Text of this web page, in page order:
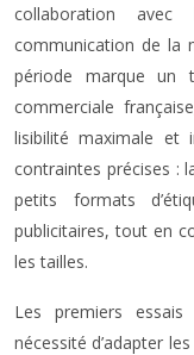
collaboration avec
communication de la
période marque un
commerciale
lisibilité maximale et
contraintes précises :
petits formats
publicitaires, tout en
les tailles.
Les premiers essais
nécessité d’adapter